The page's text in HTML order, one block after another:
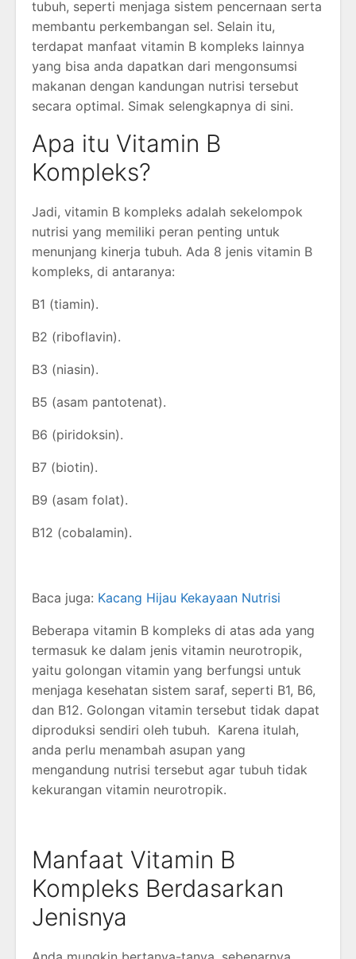
tubuh, seperti menjaga sistem pencernaan serta
membantu perkembangan sel. Selain itu,
terdapat manfaat vitamin B kompleks lainnya
yang bisa anda dapatkan dari mengonsumsi
makanan dengan kandungan nutrisi tersebut
secara optimal. Simak selengkapnya di sini.
Apa itu Vitamin B
Kompleks?
Jadi, vitamin B kompleks adalah sekelompok
nutrisi yang memiliki peran penting untuk
menunjang kinerja tubuh. Ada 8 jenis vitamin B
kompleks, di antaranya:
B1 (tiamin).
B2 (riboflavin).
B3 (niasin).
B5 (asam pantotenat).
B6 (piridoksin).
B7 (biotin).
B9 (asam folat).
B12 (cobalamin).
Baca juga: Kacang Hijau Kekayaan Nutrisi
Beberapa vitamin B kompleks di atas ada yang
termasuk ke dalam jenis vitamin neurotropik,
yaitu golongan vitamin yang berfungsi untuk
menjaga kesehatan sistem saraf, seperti B1, B6,
dan B12. Golongan vitamin tersebut tidak dapat
diproduksi sendiri oleh tubuh. Karena itulah,
anda perlu menambah asupan yang
mengandung nutrisi tersebut agar tubuh tidak
kekurangan vitamin neurotropik.
Manfaat Vitamin B
Kompleks Berdasarkan
Jenisnya